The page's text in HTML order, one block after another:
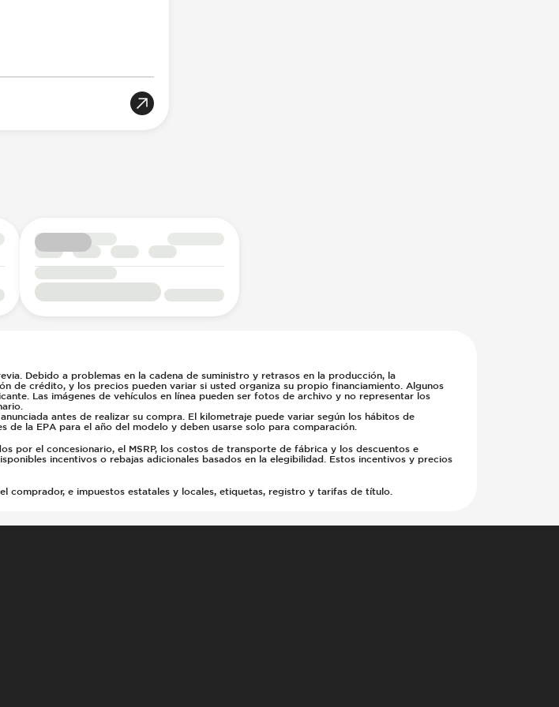
Debido a problemas en la cadena de suministro y retrasos en la producción, la
de crédito, y los precios pueden variar si usted organiza su propio financiamiento. Algunos
Las imágenes de vehículos en línea pueden ser fotos de archivo y no representar los
antes de realizar su compra. El kilometraje puede variar según los hábitos de
de la EPA para el año del modelo y deben usarse solo para comparación.
por el concesionario, el MSRP, los costos de transporte de fábrica y los descuentos e
incentivos o rebajas adicionales basados en la elegibilidad. Estos incentivos y precios
comprador, e impuestos estatales y locales, etiquetas, registro y tarifas de título.